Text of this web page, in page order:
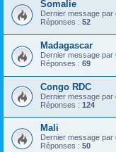
Somalie
Dernier message par
Réponses : 52
Madagascar
Dernier message par
Réponses : 69
Congo RDC
Dernier message par
Réponses : 124
Mali
Dernier message par
Réponses : 50